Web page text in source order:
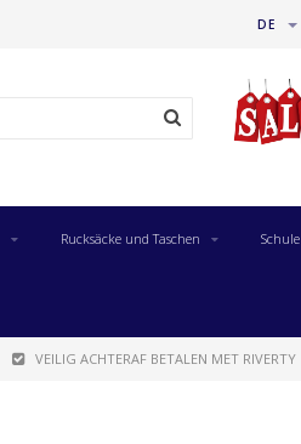
DE
Rucksäcke und Taschen Schule
VEILIG ACHTERAF BETALEN MET RIVERTY